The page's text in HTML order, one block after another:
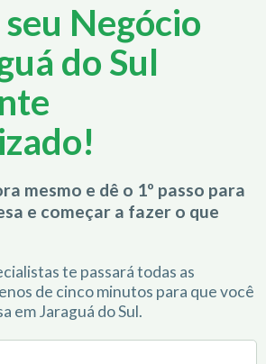
Negócio
do Sul
mesmo e dê o 1º passo para
e começar a fazer o que
te passará todas as
de cinco minutos para que você
em Jaraguá do Sul.